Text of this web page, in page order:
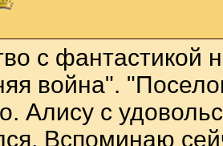
с фантастикой
война".
Алису с
Вспоминаю